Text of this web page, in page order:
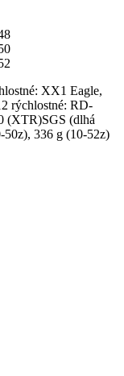
XX1 Eagle,
rýchlostné: RD-
(XTR)SGS (dlhá
336 g (10-52z)